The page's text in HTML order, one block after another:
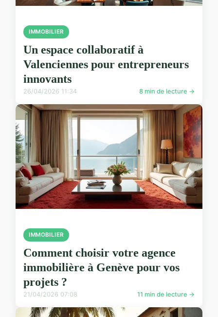
IMMOBILIER
Un espace collaboratif à
Valenciennes pour entrepreneurs
innovants
26/04/2026 11:34 8 min de lecture →
IMMOBILIER
Comment choisir votre agence
immobilière à Genève pour vos
projets ?
21/04/2026 07:08 11 min de lecture →